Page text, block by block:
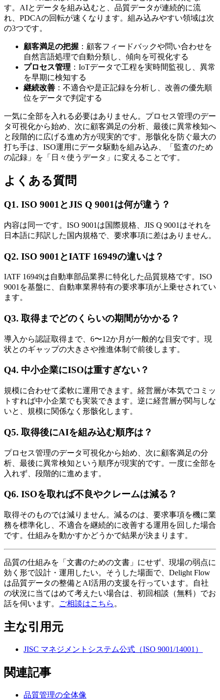
す。AIとデータを組み込むと、品質データが連続的に流
れ、PDCAの回転が速くなります。組み込みやすい領域は次
の3つです。
顧客満足の把握 ：顧客フィードバックや問い合わせを
自然言語処理で自動分類し、傾向を可視化する
プロセス管理 ：IoTデータで工程を実時間監視し、異常
を早期に検知する
継続改善 ：不適合や是正記録を分析し、改善の優先順
位をデータで判定する
一気に全部を入れる必要はありません。プロセス管理のデー
タ可視化から始め、次に顧客満足の分析、最後に異常検知へ
と段階的に広げる進め方が現実的です。形骸化を防ぐ最大の
打ち手は、ISO運用にデータ駆動を組み込み、「監査のため
の記録」を「日々使うデータ」に変えることです。
よくある質問
Q1. ISO 9001とJIS Q 9001は何が違う？
内容は同一です。ISO 9001は国際規格、JIS Q 9001はそれを
日本語に邦訳した国内規格で、要求事項に差はありません。
Q2. ISO 9001とIATF 16949の違いは？
IATF 16949は自動車部品業界に特化した品質規格です。ISO
9001を基盤に、自動車業界特有の要求事項が上乗せされてい
ます。
Q3. 取得までどのくらいの期間がかかる？
導入から認証取得まで、6〜12か月が一般的な目安です。現
状とのギャップの大きさや推進体制で前後します。
Q4. 中小企業にISOは重すぎない？
規模に合わせて柔軟に運用できます。経営層が本気でコミッ
トすれば中小企業でも実装できます。逆に経営層が関与しな
いと、規模に関係なく形骸化します。
Q5. 取得後にAIを組み込む順序は？
プロセス管理のデータ可視化から始め、次に顧客満足の分
析、最後に異常検知という順序が現実的です。一度に全部を
入れず、段階的に進めます。
Q6. ISOを取れば不良やクレームは減る？
取得そのものでは減りません。減るのは、要求事項を機に業
務を標準化し、不適合を継続的に改善する運用を回した場合
です。仕組みを動かすかどうかで結果が決まります。
品質の仕組みを「文書のための文書」にせず、現場の弱点に
効く形で設計・運用したい。そうした場面で、Delight Flow
は品質データの整備とAI活用の支援を行っています。自社
の状況に当てはめて考えたい場合は、初回相談（無料）でお
話を伺います。
ご相談はこちら 。
主な引用元
JISC マネジメントシステム公式（ISO 9001/14001）
関連記事
品質管理の全体像